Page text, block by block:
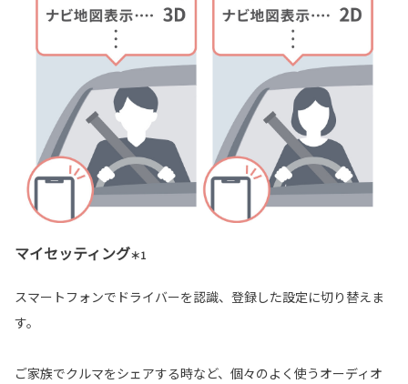
マイセッティング＊1
スマートフォンでドライバーを認識、登録した設定に切り替えま
す。
ご家族でクルマをシェアする時など、個々のよく使うオーディオ